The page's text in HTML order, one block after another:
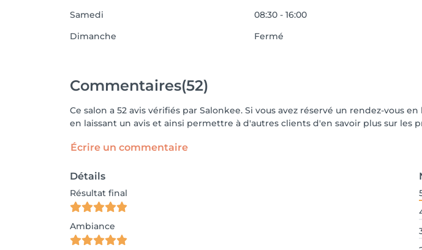
Samedi
08:30 - 16:00
Dimanche
Fermé
Commentaires(52)
Ce salon a 52 avis vérifiés par Salonkee. Si vous avez réservé un rendez-vous
en laissant un avis et ainsi permettre à d'autres clients d'en savoir plus sur les
Écrire un commentaire
Détails
Résultat final
Ambiance